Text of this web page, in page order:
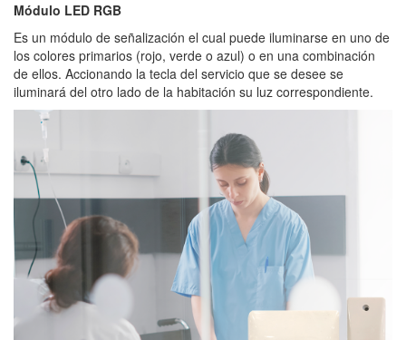
Módulo LED RGB
Es un módulo de señalización el cual puede iluminarse en uno de
los colores primarios (rojo, verde o azul) o en una combinación
de ellos. Accionando la tecla del servicio que se desee se
iluminará del otro lado de la habitación su luz correspondiente.